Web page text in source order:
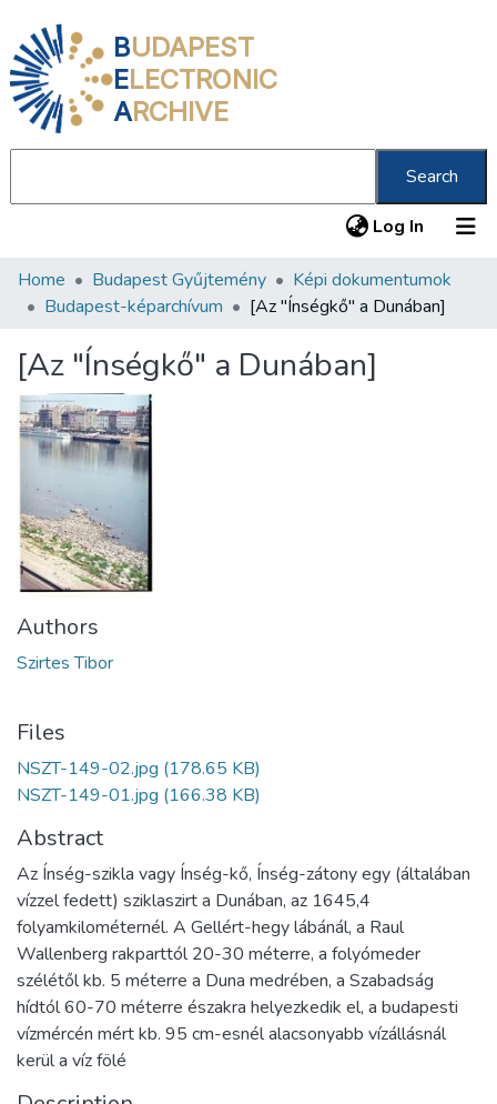
BUDAPEST
ELECTRONIC
ARCHIVE
Search
Log In (current)
Communities & Collections
Statistics
About us
Home Budapest Gyűjtemény
Képi dokumentumok
Budapest-képarchívum
[Az "Ínségkő" a Dunában]
[Az "Ínségkő" a Dunában]
Authors
Szirtes Tibor
Files
NSZT-149-02.jpg (178.65 KB)
NSZT-149-01.jpg (166.38 KB)
Abstract
Az Ínség-szikla vagy Ínség-kő, Ínség-zátony egy (általában
vízzel fedett) sziklaszirt a Dunában, az 1645,4
folyamkilométernél. A Gellért-hegy lábánál, a Raul
Wallenberg rakparttól 20-30 méterre, a folyómeder
szélétől kb. 5 méterre a Duna medrében, a Szabadság
hídtól 60-70 méterre északra helyezkedik el, a budapesti
vízmércén mért kb. 95 cm-esnél alacsonyabb vízállásnál
kerül a víz fölé